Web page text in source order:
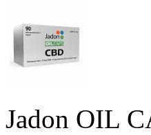
Jadon OIL